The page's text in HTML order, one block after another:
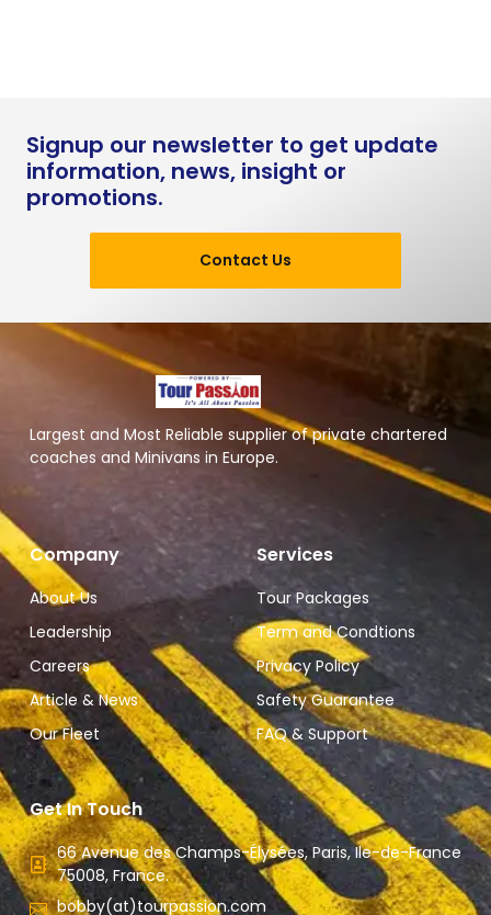
Signup our newsletter to get update
information, news, insight or
promotions.
Contact Us
Largest and Most Reliable supplier of private chartered
coaches and Minivans in Europe.
Company
About Us
Leadership
Careers
Article & News
Our Fleet
Services
Tour Packages
Term and Condtions
Privacy Policy
Safety Guarantee
FAQ & Support
Get In Touch
66 Avenue des Champs-Élysées, Paris, Ile-de-France
75008, France.
bobby(at)tourpassion.com